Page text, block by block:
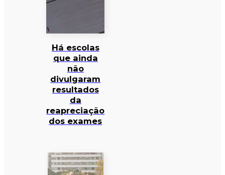
Há escolas
que ainda
não
divulgaram
resultados
da
reapreciação
dos exames